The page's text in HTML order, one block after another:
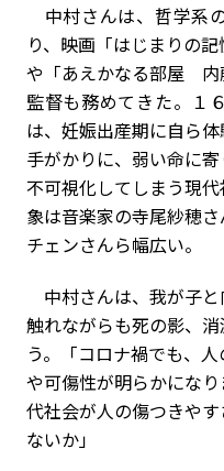
中村さんは、哲学系
り、映画「はじまりの
や「あえかなる部屋 内
監督も務めてきた。１
は、妊娠出産期に自ら
手がかりに、弱い命に
不可視化してしまう現
象は音楽家の寺尾紗穂
チェンさんら幅広い。
中村さんは、我が子
触れながらも死の影、
う。「コロナ禍でも、
や可傷性が明らかにな
代社会が人の傷つきや
ないか」